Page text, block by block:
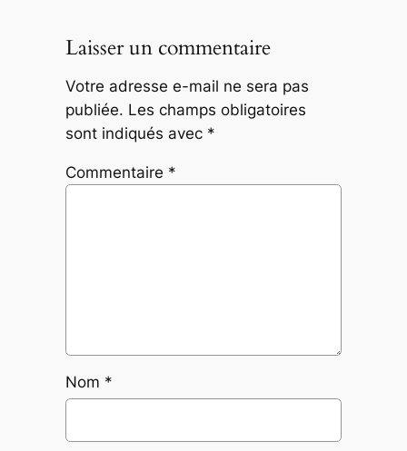
Laisser un commentaire
Votre adresse e-mail ne sera pas
publiée. Les champs obligatoires
sont indiqués avec *
Commentaire *
Nom *